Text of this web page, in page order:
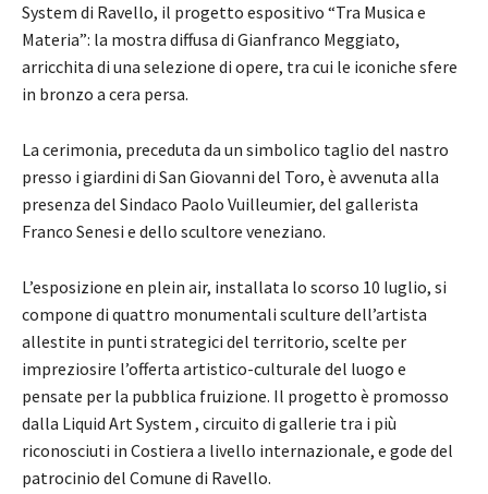
System di Ravello, il progetto espositivo “Tra Musica e
Materia”: la mostra diffusa di Gianfranco Meggiato,
arricchita di una selezione di opere, tra cui le iconiche sfere
in bronzo a cera persa.
La cerimonia, preceduta da un simbolico taglio del nastro
presso i giardini di San Giovanni del Toro, è avvenuta alla
presenza del Sindaco Paolo Vuilleumier, del gallerista
Franco Senesi e dello scultore veneziano.
L’esposizione en plein air, installata lo scorso 10 luglio, si
compone di quattro monumentali sculture dell’artista
allestite in punti strategici del territorio, scelte per
impreziosire l’offerta artistico-culturale del luogo e
pensate per la pubblica fruizione. Il progetto è promosso
dalla Liquid Art System , circuito di gallerie tra i più
riconosciuti in Costiera a livello internazionale, e gode del
patrocinio del Comune di Ravello.